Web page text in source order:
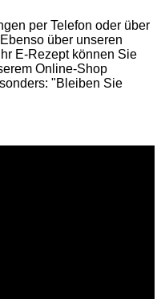
per Telefon oder über
über unseren
E-Rezept können Sie
Online-Shop
"Bleiben Sie